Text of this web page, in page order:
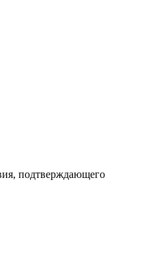
подтверждающего